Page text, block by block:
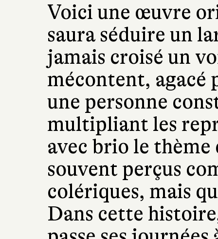
Voici une œuvre
saura séduire un
jamais croisé un
mécontent, agacé
une personne
multipliant les
avec brio le
souvent perçus
colériques, mais
Dans cette